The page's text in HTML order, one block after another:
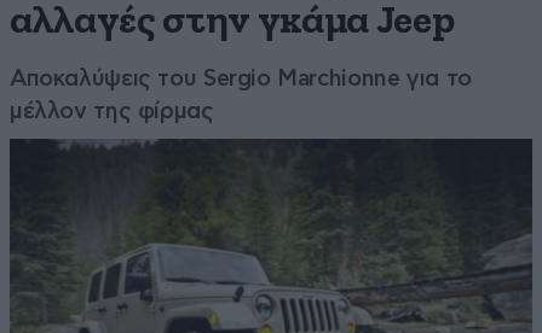
αλλαγές στην γκάμα Jeep
Αποκαλύψεις του Sergio Marchionne για το
μέλλον της φίρμας